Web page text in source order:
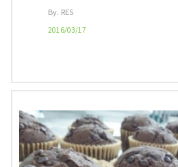
By. RES
2016/03/17